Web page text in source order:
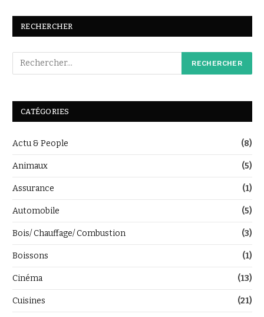
RECHERCHER
CATÉGORIES
Actu & People (8)
Animaux (5)
Assurance (1)
Automobile (5)
Bois/ Chauffage/ Combustion (3)
Boissons (1)
Cinéma (13)
Cuisines (21)